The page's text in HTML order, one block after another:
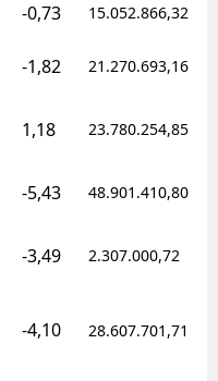
-0,73 15.052.866,32
-1,82 21.270.693,16
1,18 23.780.254,85
-5,43 48.901.410,80
-3,49 2.307.000,72
-4,10 28.607.701,71